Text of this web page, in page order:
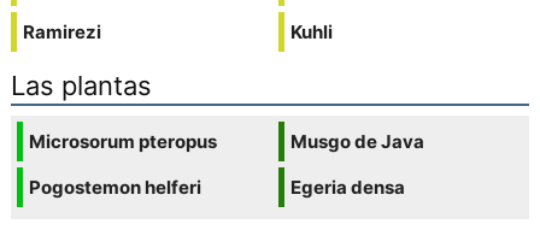
Ramirezi
Kuhli
Las plantas
Microsorum pteropus
Pogostemon helferi
Musgo de Java
Egeria densa